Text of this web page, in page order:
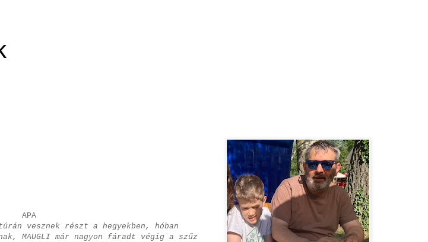
APA
túrán vesznek részt a hegyekben, hóban
MAUGLI már nagyon fáradt végig a szűz